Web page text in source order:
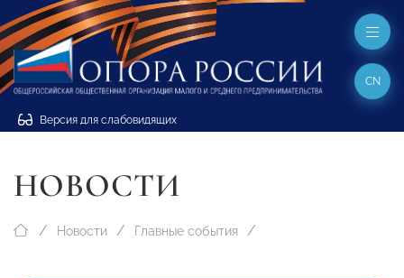
Версия для слабовидящих
CN
НОВОСТИ
Новости Главные события